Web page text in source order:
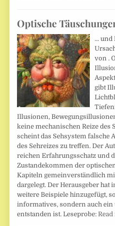
Optische
...
von .
gibt
Illusionen,
keine mechanischen Reize des
scheint das Sehsystem falsche
des Sehreizes zu treffen. Der
reichen Erfahrungsschatz und
Zustandekommen der
Kapiteln gemeinverständlich
dargelegt. Der Herausgeber hat
weitere Beispiele hinzugefügt,
informatives, sondern auch ein
entstanden ist. Leseprobe: